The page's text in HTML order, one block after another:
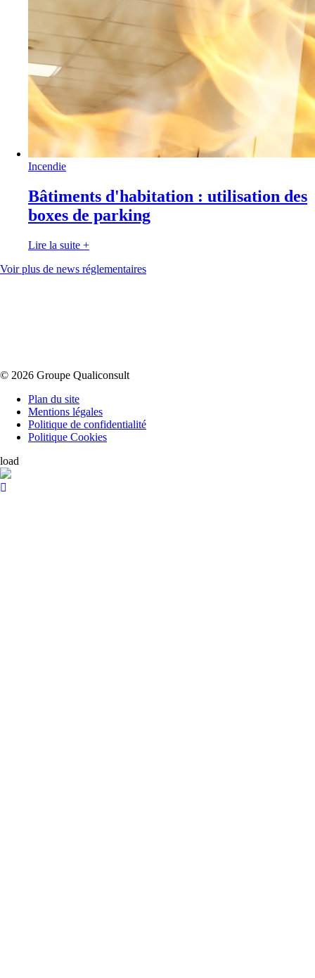
Incendie
Bâtiments d'habitation : utilisation des
boxes de parking
Lire la suite +
Voir plus de news réglementaires
© 2026 Groupe Qualiconsult
Plan du site
Mentions légales
Politique de confidentialité
Politique Cookies
load